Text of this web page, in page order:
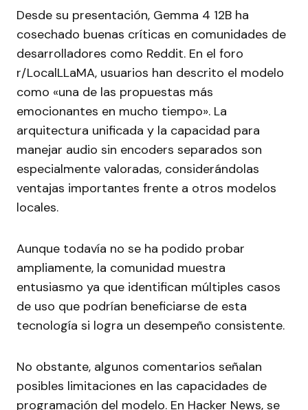
Desde su presentación, Gemma 4 12B ha
cosechado buenas críticas en comunidades de
desarrolladores como Reddit. En el foro
r/LocalLLaMA, usuarios han descrito el modelo
como «una de las propuestas más
emocionantes en mucho tiempo». La
arquitectura unificada y la capacidad para
manejar audio sin encoders separados son
especialmente valoradas, considerándolas
ventajas importantes frente a otros modelos
locales.
Aunque todavía no se ha podido probar
ampliamente, la comunidad muestra
entusiasmo ya que identifican múltiples casos
de uso que podrían beneficiarse de esta
tecnología si logra un desempeño consistente.
No obstante, algunos comentarios señalan
posibles limitaciones en las capacidades de
programación del modelo. En Hacker News, se